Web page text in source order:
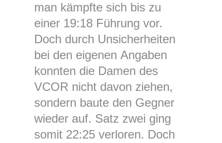
man kämpfte sich bis zu
einer 19:18 Führung vor.
Doch durch Unsicherheiten
bei den eigenen Angaben
konnten die Damen des
VCOR nicht davon ziehen,
sondern baute den Gegner
wieder auf. Satz zwei ging
somit 22:25 verloren. Doch